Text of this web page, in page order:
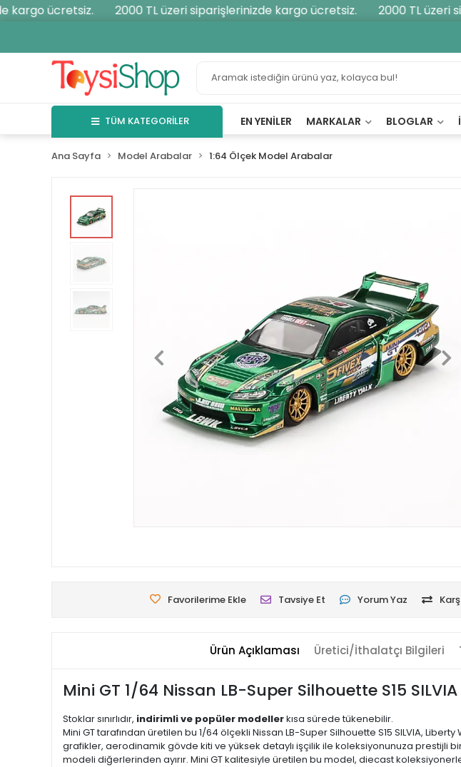
ücretsiz. 2000 TL üzeri siparişlerinizde kargo ücretsiz. 2000 TL üzeri
TÜM KATEGORİLER EN YENILER MARKALAR BLOGLAR
Ana Sayfa Model Arabalar 1:64 Ölçek Model Arabalar
Favorilerime Ekle Tavsiye Et Yorum Yaz
Ürün Açıklaması Üretici/İthalatçı Bilgileri
Mini GT 1/64 Nissan LB-Super Silhouette S15
Stoklar sınırlıdır, indirimli ve popüler modellerkısa sürede tükenebilir.
Mini GT tarafından üretilen bu 1/64 ölçekli Nissan LB-Super Silhouette S15 SILVIA,
grafikler, aerodinamik gövde kiti ve yüksek detaylı işçilik ile koleksiyonunuza prestijli
modeli diğerlerinden ayırır. Mini GT kalitesiyle üretilen bu model, diecast